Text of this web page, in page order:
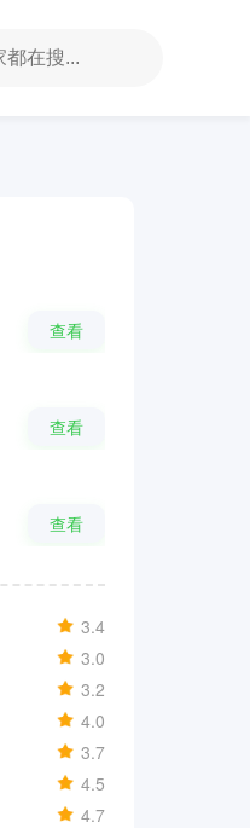
查看
查看
查看
3.4
3.0
3.2
4.0
3.7
4.5
4.7